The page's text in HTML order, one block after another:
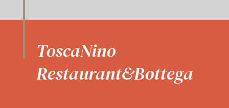
ToscaNino
Restaurant&Bottega